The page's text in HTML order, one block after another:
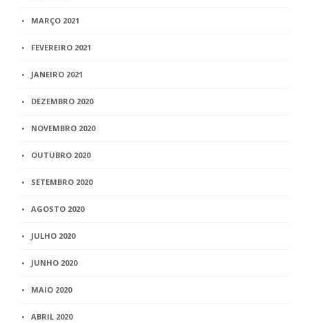
MARÇO 2021
FEVEREIRO 2021
JANEIRO 2021
DEZEMBRO 2020
NOVEMBRO 2020
OUTUBRO 2020
SETEMBRO 2020
AGOSTO 2020
JULHO 2020
JUNHO 2020
MAIO 2020
ABRIL 2020